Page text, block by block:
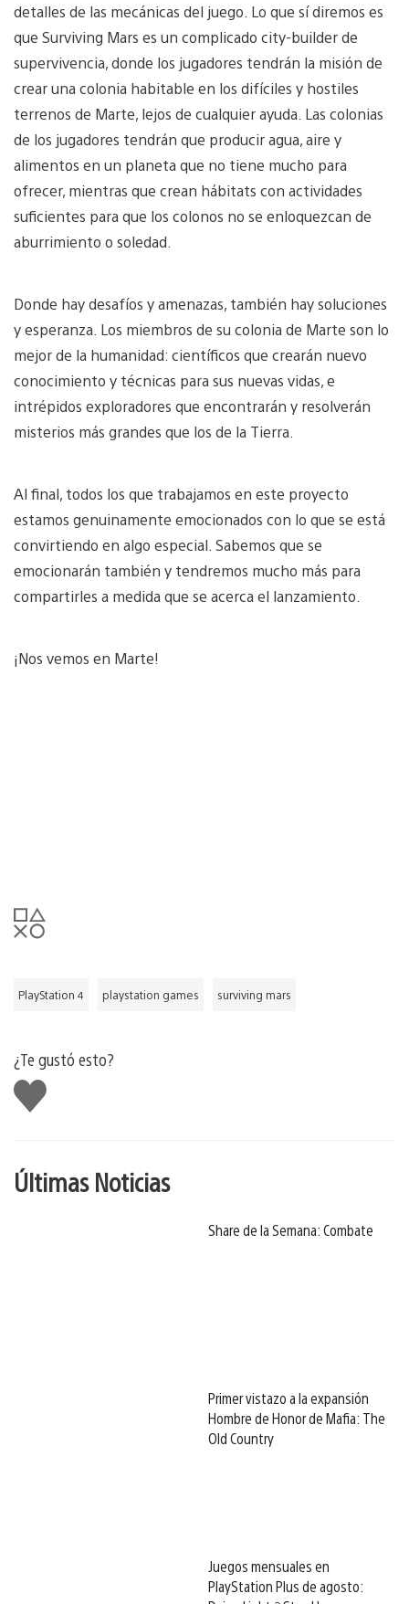
detalles de las mecánicas del juego. Lo que sí diremos es
que Surviving Mars es un complicado city-builder de
supervivencia, donde los jugadores tendrán la misión de
crear una colonia habitable en los difíciles y hostiles
terrenos de Marte, lejos de cualquier ayuda. Las colonias
de los jugadores tendrán que producir agua, aire y
alimentos en un planeta que no tiene mucho para
ofrecer, mientras que crean hábitats con actividades
suficientes para que los colonos no se enloquezcan de
aburrimiento o soledad.
Donde hay desafíos y amenazas, también hay soluciones
y esperanza. Los miembros de su colonia de Marte son lo
mejor de la humanidad: científicos que crearán nuevo
conocimiento y técnicas para sus nuevas vidas, e
intrépidos exploradores que encontrarán y resolverán
misterios más grandes que los de la Tierra.
Al final, todos los que trabajamos en este proyecto
estamos genuinamente emocionados con lo que se está
convirtiendo en algo especial. Sabemos que se
emocionarán también y tendremos mucho más para
compartirles a medida que se acerca el lanzamiento.
¡Nos vemos en Marte!
PlayStation 4 playstation games surviving mars
¿Te gustó esto?
Me
gusta
Últimas Noticias
Share de la Semana: Combate
Primer vistazo a la expansión
Hombre de Honor de Mafia: The
Old Country
Juegos mensuales en
PlayStation Plus de agosto: